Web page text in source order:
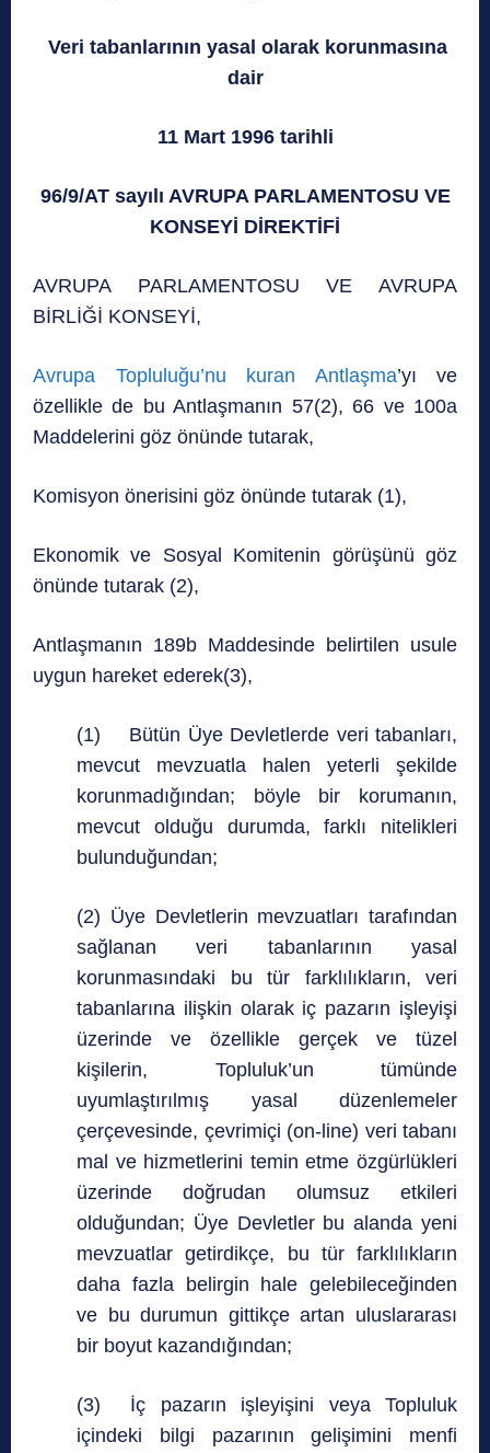
Veri tabanlarının yasal olarak korunmasına
dair
11 Mart 1996 tarihli
96/9/AT sayılı AVRUPA PARLAMENTOSU VE
KONSEYİ DİREKTİFİ
AVRUPA PARLAMENTOSU VE AVRUPA
BİRLİĞİ KONSEYİ,
Avrupa Topluluğu’nu kuran Antlaşma’yı ve
özellikle de bu Antlaşmanın 57(2), 66 ve 100a
Maddelerini göz önünde tutarak,
Komisyon önerisini göz önünde tutarak (1),
Ekonomik ve Sosyal Komitenin görüşünü göz
önünde tutarak (2),
Antlaşmanın 189b Maddesinde belirtilen usule
uygun hareket ederek(3),
(1) Bütün Üye Devletlerde veri tabanları,
mevcut mevzuatla halen yeterli şekilde
korunmadığından; böyle bir korumanın,
mevcut olduğu durumda, farklı nitelikleri
bulunduğundan;
(2) Üye Devletlerin mevzuatları tarafından
sağlanan veri tabanlarının yasal
korunmasındaki bu tür farklılıkların, veri
tabanlarına ilişkin olarak iç pazarın işleyişi
üzerinde ve özellikle gerçek ve tüzel
kişilerin, Topluluk’un tümünde
uyumlaştırılmış yasal düzenlemeler
çerçevesinde, çevrimiçi (on-line) veri tabanı
mal ve hizmetlerini temin etme özgürlükleri
üzerinde doğrudan olumsuz etkileri
olduğundan; Üye Devletler bu alanda yeni
mevzuatlar getirdikçe, bu tür farklılıkların
daha fazla belirgin hale gelebileceğinden
ve bu durumun gittikçe artan uluslararası
bir boyut kazandığından;
(3) İç pazarın işleyişini veya Topluluk
içindeki bilgi pazarının gelişimini menfi